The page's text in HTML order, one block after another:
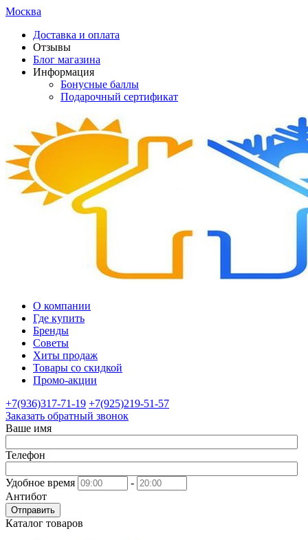
Москва
Доставка и оплата
Отзывы
Блог магазина
Информация
Бонусные баллы
Подарочный сертификат
О компании
Где купить
Бренды
Советы
Хиты продаж
Товары со скидкой
Промо-акции
+7(936)317-71-19 +7(925)219-51-57
Заказать обратный звонок
Ваше имя
Телефон
Удобное время
-
Антибот
Отправить
Каталог товаров